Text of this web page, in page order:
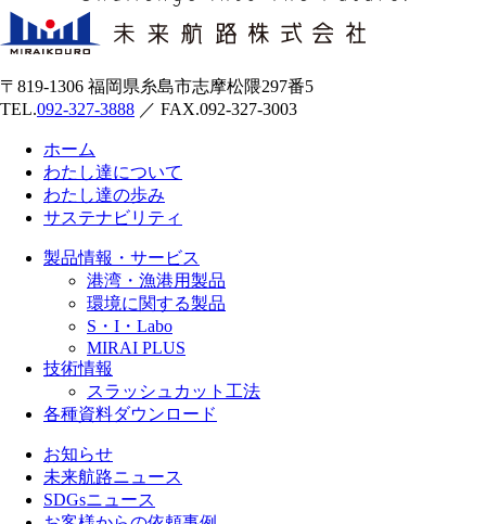
〒819-1306 福岡県糸島市志摩松隈297番5
TEL.092-327-3888 ／ FAX.092-327-3003
ホーム
わたし達について
わたし達の歩み
サステナビリティ
製品情報・サービス
港湾・漁港用製品
環境に関する製品
S・I・Labo
MIRAI PLUS
技術情報
スラッシュカット工法
各種資料ダウンロード
お知らせ
未来航路ニュース
SDGsニュース